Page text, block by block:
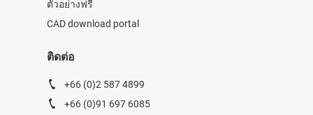
ตัวอย่างฟรี
CAD download portal
ติดต่อ
+66 (0)2 587 4899
+66 (0)91 697 6085